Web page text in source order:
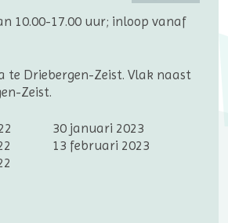
10.00-17.00 uur; inloop vanaf
te Driebergen-Zeist. Vlak naast
Zeist.
30 januari 2023
13 februari 2023